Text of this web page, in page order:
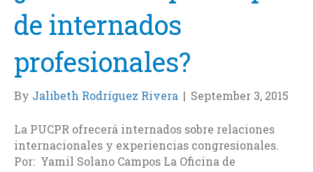
de internados
profesionales?
By Jalibeth Rodríguez Rivera | September 3, 2015
La PUCPR ofrecerá internados sobre relaciones
internacionales y experiencias congresionales.
Por: Yamil Solano Campos La Oficina de